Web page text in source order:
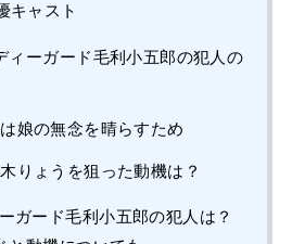
キャスト
ィーガード毛利小五郎の犯人の
娘の無念を晴らすため
りょうを狙った動機は？
ガード毛利小五郎の犯人は？